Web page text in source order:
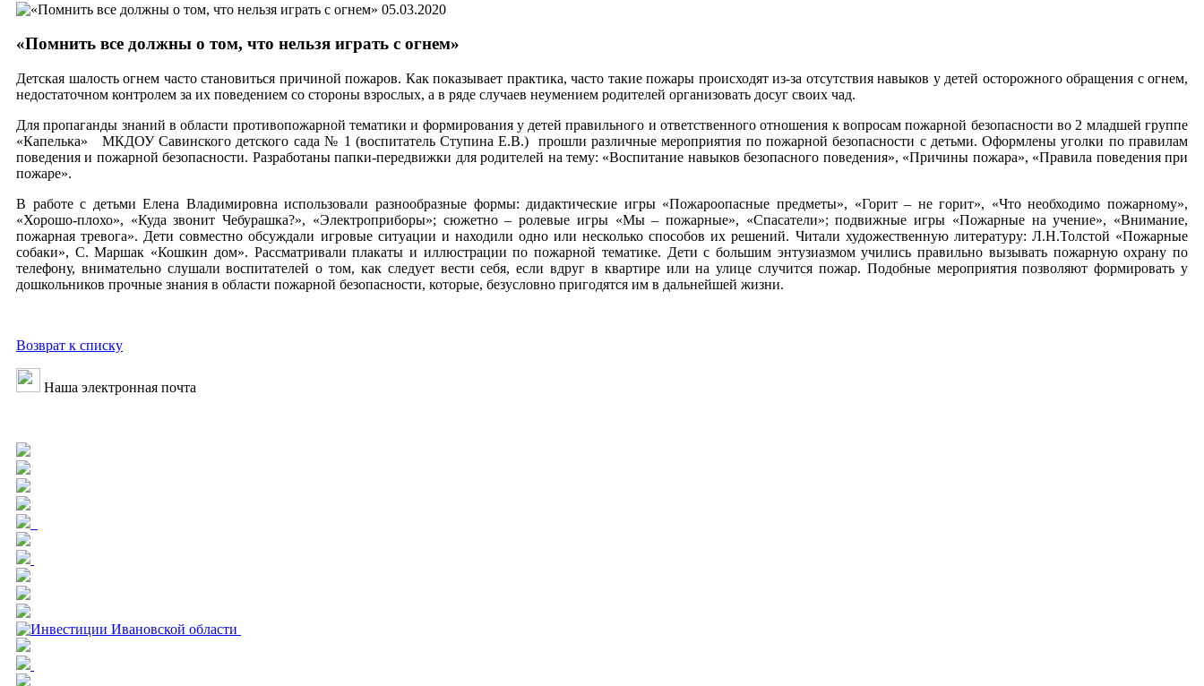
05.03.2020
«Помнить все должны о том, что нельзя играть с огнем»
Детская шалость огнем часто становиться причиной пожаров. Как показывает практика, часто такие пожары происходят из-за отсутствия навыков у детей осторожного обращения с огнем,
недостаточном контролем за их поведением со стороны взрослых, а в ряде случаев неумением родителей организовать досуг своих чад.
Для пропаганды знаний в области противопожарной тематики и формирования у детей правильного и ответственного отношения к вопросам пожарной безопасности во 2 младшей группе
«Капелька» МКДОУ Савинского детского сада № 1 (воспитатель Ступина Е.В.) прошли различные мероприятия по пожарной безопасности с детьми. Оформлены уголки по правилам
поведения и пожарной безопасности. Разработаны папки-передвижки для родителей на тему: «Воспитание навыков безопасного поведения», «Причины пожара», «Правила поведения при
пожаре».
В работе с детьми Елена Владимировна использовали разнообразные формы: дидактические игры «Пожароопасные предметы», «Горит – не горит», «Что необходимо пожарному»,
«Хорошо-плохо», «Куда звонит Чебурашка?», «Электроприборы»; сюжетно – ролевые игры «Мы – пожарные», «Спасатели»; подвижные игры «Пожарные на учение», «Внимание,
пожарная тревога». Дети совместно обсуждали игровые ситуации и находили одно или несколько способов их решений. Читали художественную литературу: Л.Н.Толстой «Пожарные
собаки», С. Маршак «Кошкин дом». Рассматривали плакаты и иллюстрации по пожарной тематике. Дети с большим энтузиазмом учились правильно вызывать пожарную охрану по
телефону, внимательно слушали воспитателей о том, как следует вести себя, если вдруг в квартире или на улице случится пожар. Подобные мероприятия позволяют формировать у
дошкольников прочные знания в области пожарной безопасности, которые, безусловно пригодятся им в дальнейшей жизни.
Возврат к списку
Наша электронная почта